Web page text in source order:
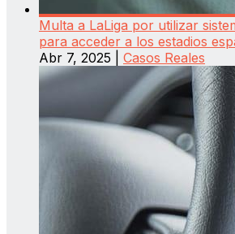
Multa a LaLiga por utilizar
para acceder a los estadios
Abr 7, 2025
Casos Reales